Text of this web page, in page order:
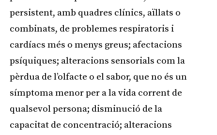
persistent, amb quadres clínics, aïllats o
combinats, de problemes respiratoris i
cardíacs més o menys greus; afectacions
psíquiques; alteracions sensorials com la
pèrdua de l’olfacte o el sabor, que no és un
símptoma menor per a la vida corrent de
qualsevol persona; disminució de la
capacitat de concentració; alteracions